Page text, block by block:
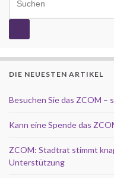
DIE NEUESTEN ARTIKEL
Besuchen Sie das ZCOM –
Kann eine Spende das
ZCOM: Stadtrat stimmt
Unterstützung